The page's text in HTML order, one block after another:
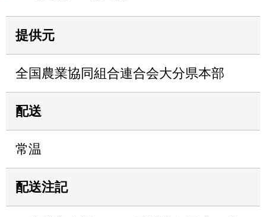
提供元
全国農業協同組合連合会大分県本部
配送
常温
配送注記